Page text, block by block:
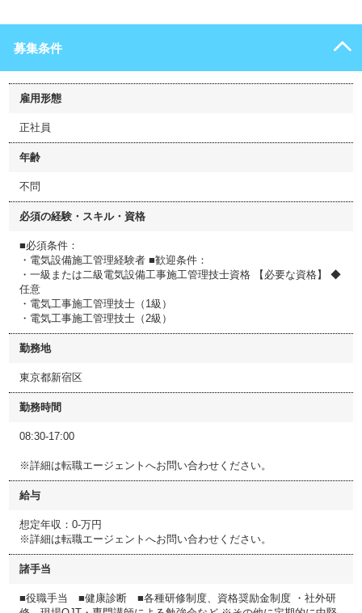
募集条件
雇用形態
正社員
年齢
不問
必須の経験・スキル・資格
■必須条件：
・電気設備施工管理経験者 ■歓迎条件：
・一級または二級電気設備工事施工管理技士資格 【必要な資格】 ◆
任意
・電気工事施工管理技士（1級）
・電気工事施工管理技士（2級）
勤務地
東京都新宿区
勤務時間
08:30-17:00
※詳細は転職エージェントへお問い合わせください。
給与
想定年収：0-万円
※詳細は転職エージェントへお問い合わせください。
諸手当
■役職手当 ■健康診断 ■各種研修制度、資格奨励金制度 ・社外研